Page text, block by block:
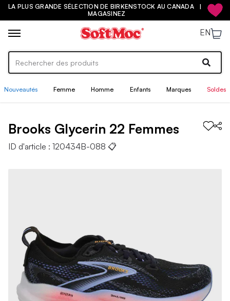
LA PLUS GRANDE SÉLECTION DE BIRKENSTOCK AU CANADA |
MAGASINEZ
EN
Nouveautés Femme Homme Enfants Marques Soldes
Brooks Glycerin 22 Femmes
ID d'article : 120434B-088 📋